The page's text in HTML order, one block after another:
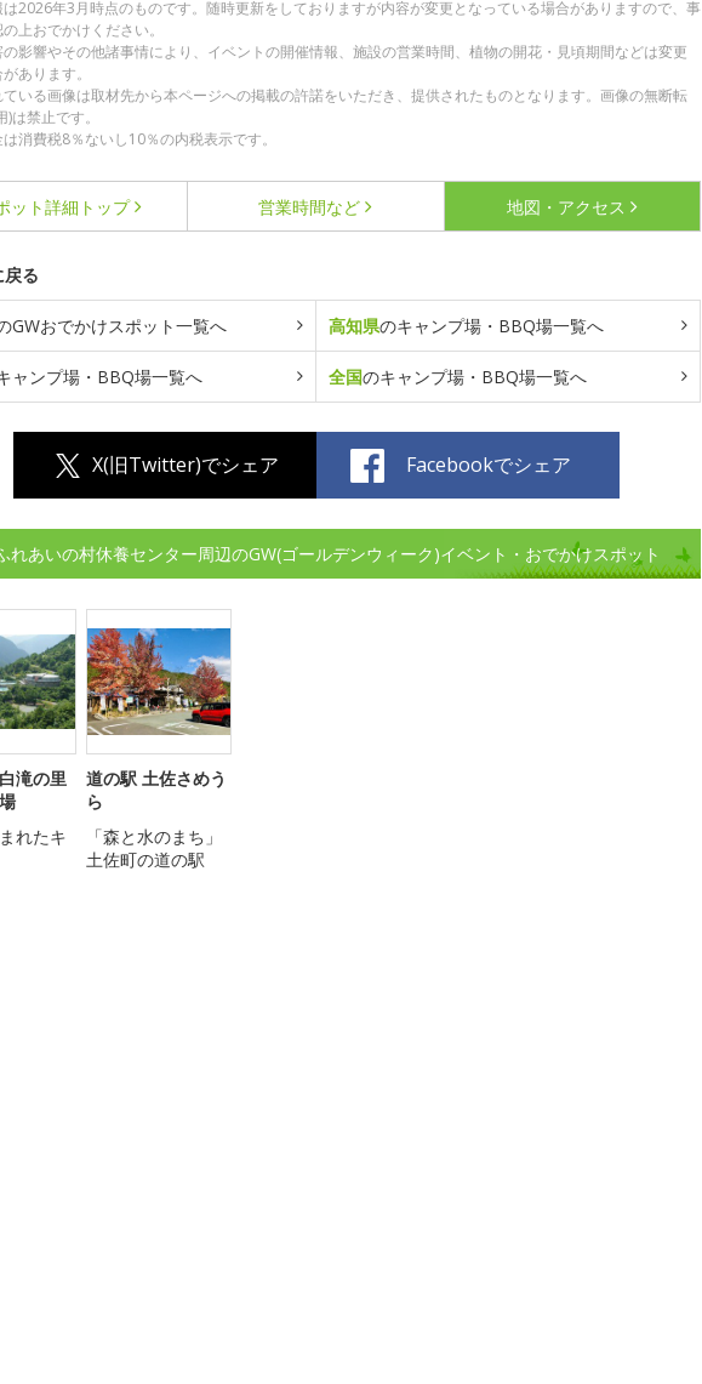
2026年3月時点のものです。随時更新をしておりますが内容が変更となっている場合がありますので、事
上おでかけください。
影響やその他諸事情により、イベントの開催情報、施設の営業時間、植物の開花・見頃期間などは変更
あります。
いる画像は取材先から本ページへの掲載の許諾をいただき、提供されたものとなります。画像の無断転
は禁止です。
消費税8％ないし10％の内税表示です。
ット詳細 トップ 営業時間など 地図・アクセス
る
GWおでかけスポット一覧へ 高知県のキャンプ場・BBQ場一覧へ
ャンプ場・BBQ場一覧へ 全国のキャンプ場・BBQ場一覧へ
X(旧Twitter)でシェア Facebookでシェア
れあいの村休養センター周辺のGW(ゴールデンウィーク)イベント・おでかけスポット
滝の里
れたキ
道の駅 土佐さめう
ら
「森と水のまち」
土佐町の道の駅